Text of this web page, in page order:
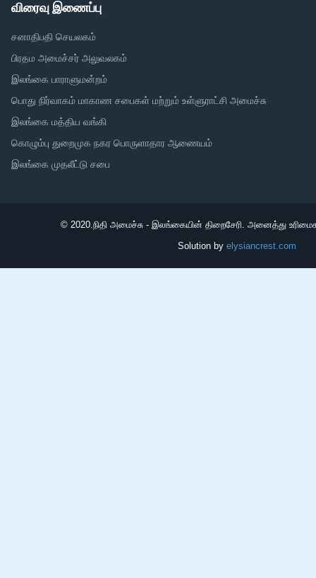
விரைவு இணைப்பு
சனாதிபதி செயலகம்
பிரதம அமைச்சர் அலுவலகம்
இலங்கை பாராளுமன்றம்
பொது நிர்வாகம் மாகாண சபைகள் மற்றும் உள்ளுராட்சி அமைச்சு
இலங்கை மத்திய வங்கி
கொழும்பு துறைமுக நகர பொருளாதார ஆணையம்
இலங்கை முதலீட்டு சபை
© 2020.நிதி அமைச்சு - இலங்கையின் திறைசேரி. அனைத்து
Solution by elysiancrest.com